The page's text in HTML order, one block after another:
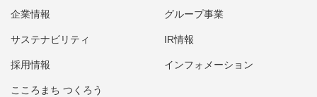
企業情報 グループ事業
サステナビリティ IR情報
採用情報 インフォメーション
こころまち つくろう